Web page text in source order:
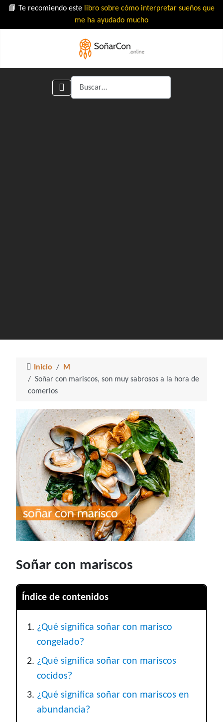
📘 Te recomiendo este libro sobre cómo interpretar sueños que
me ha ayudado mucho
Buscar
Inicio
M
Soñar con mariscos, son muy sabrosos a la hora de
comerlos
Soñar con mariscos
Índice de contenidos
¿Qué significa soñar con marisco
congelado?
¿Qué significa soñar con mariscos
cocidos?
¿Qué significa soñar con mariscos en
abundancia?